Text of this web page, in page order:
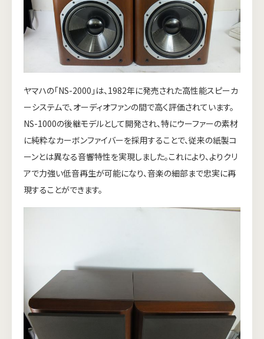
ヤマハの「NS-2000」は、1982年に発売された高性能スピーカ
ーシステムで、オーディオファンの間で高く評価されています。
NS-1000の後継モデルとして開発され、特にウーファーの素材
に純粋なカーボンファイバーを採用することで、従来の紙製コ
ーンとは異なる音響特性を実現しました。これにより、よりクリ
アで力強い低音再生が可能になり、音楽の細部まで忠実に再
現することができます。